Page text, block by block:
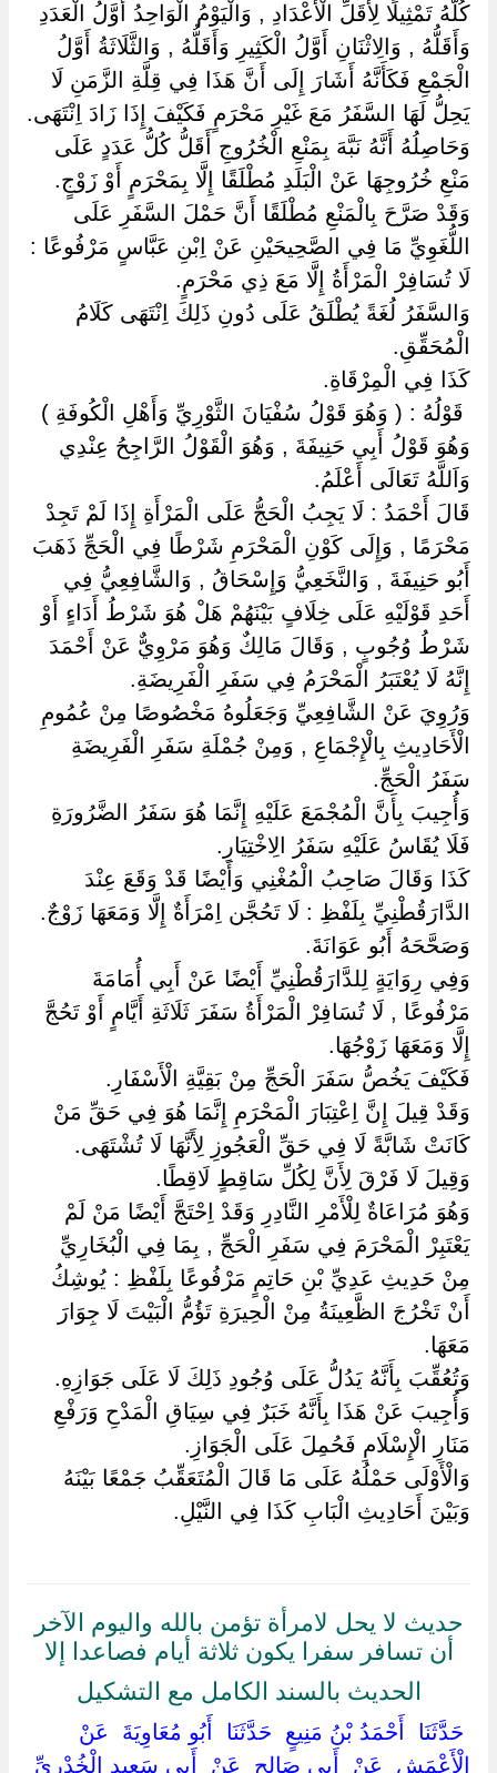
كُلُّهُ تَمْثِيلًا لِأَقَلِّ الْأَعْدَادِ , وَالْيَوْمُ الْوَاحِدُ أَوَّلُ الْعَدَدِ
وَأَقَلُّهُ , وَالِاثْنَانِ أَوَّلُ الْكَثِيرِ وَأَقَلُّهُ , وَالثَّلَاثَةُ أَوَّلُ
الْجَمْعِ فَكَأَنَّهُ أَشَارَ إِلَى أَنَّ هَذَا فِي قِلَّةِ الزَّمَنِ لَا
يَحِلُّ لَهَا السَّفَرُ مَعَ غَيْرِ مَحْرَمٍ فَكَيْفَ إِذَا زَادَ اِنْتَهَى.
وَحَاصِلُهُ أَنَّهُ نَبَّهَ بِمَنْعِ الْخُرُوجِ أَقَلُّ كُلُّ عَدَدٍ عَلَى
مَنْعِ خُرُوجِهَا عَنْ الْبَلَدِ مُطْلَقًا إِلَّا بِمَحْرَمٍ أَوْ زَوْجٍ.
وَقَدْ صَرَّحَ بِالْمَنْعِ مُطْلَقًا أَنَّ حَمْلَ السَّفَرِ عَلَى
اللُّغَوِيِّ مَا فِي الصَّحِيحَيْنِ عَنْ اِبْنِ عَبَّاسٍ مَرْفُوعًا :
لَا تُسَافِرْ الْمَرْأَةُ إِلَّا مَعَ ذِي مَحْرَمٍ.
وَالسَّفَرُ لُغَةً يُطْلَقُ عَلَى دُونِ ذَلِكَ اِنْتَهَى كَلَامُ
الْمُحَقِّقِ.
كَذَا فِي الْمِرْقَاةِ.
‏ ‏قَوْلُهُ : ( وَهُوَ قَوْلُ سُفْيَانَ الثَّوْرِيِّ وَأَهْلِ الْكُوفَةِ ) ‏
‏وَهُوَ قَوْلُ أَبِي حَنِيفَةَ , وَهُوَ الْقَوْلُ الرَّاجِحُ عِنْدِي
وَاَللَّهُ تَعَالَى أَعْلَمُ.
قَالَ أَحْمَدُ : لَا يَجِبُ الْحَجُّ عَلَى الْمَرْأَةِ إِذَا لَمْ تَجِدْ
مَحْرَمًا , وَإِلَى كَوْنِ الْمَحْرَمِ شَرْطًا فِي الْحَجِّ ذَهَبَ
أَبُو حَنِيفَةَ , وَالنَّخَعِيُّ وَإِسْحَاقُ , وَالشَّافِعِيُّ فِي
أَحَدِ قَوْلَيْهِ عَلَى خِلَافٍ بَيْنَهُمْ هَلْ هُوَ شَرْطُ أَدَاءٍ أَوْ
شَرْطُ وُجُوبٍ , وَقَالَ مَالِكٌ وَهُوَ مَرْوِيٌّ عَنْ أَحْمَدَ
إِنَّهُ لَا يُعْتَبَرُ الْمَحْرَمُ فِي سَفَرِ الْفَرِيضَةِ.
وَرُوِيَ عَنْ الشَّافِعِيِّ وَجَعَلُوهُ مَخْصُوصًا مِنْ عُمُومِ
الْأَحَادِيثِ بِالْإِجْمَاعِ , وَمِنْ جُمْلَةِ سَفَرِ الْفَرِيضَةِ
سَفَرُ الْحَجِّ.
وَأُجِيبَ بِأَنَّ الْمُجْمَعَ عَلَيْهِ إِنَّمَا هُوَ سَفَرُ الضَّرُورَةِ
فَلَا يُقَاسُ عَلَيْهِ سَفَرُ الِاخْتِيَارِ.
كَذَا وَقَالَ صَاحِبُ الْمُغْنِي وَأَيْضًا قَدْ وَقَعَ عِنْدَ
الدَّارَقُطْنِيِّ بِلَفْظِ : لَا تَحُجَّن اِمْرَأَةٌ إِلَّا وَمَعَهَا زَوْجٌ.
وَصَحَّحَهُ أَبُو عَوَانَةَ.
وَفِي رِوَايَةٍ لِلدَّارَقُطْنِيِّ أَيْضًا عَنْ أَبِي أُمَامَةَ
مَرْفُوعًا , لَا تُسَافِرْ الْمَرْأَةُ سَفَرَ ثَلَاثَةِ أَيَّامٍ أَوْ تَحُجَّ
إِلَّا وَمَعَهَا زَوْجُهَا.
فَكَيْفَ يَخُصُّ سَفَرَ الْحَجِّ مِنْ بَقِيَّةِ الْأَسْفَارِ.
وَقَدْ قِيلَ إِنَّ اِعْتِبَارَ الْمَحْرَمِ إِنَّمَا هُوَ فِي حَقِّ مَنْ
كَانَتْ شَابَّةً لَا فِي حَقِّ الْعَجُوزِ لِأَنَّهَا لَا تُشْتَهَى.
وَقِيلَ لَا فَرْقَ لِأَنَّ لِكُلِّ سَاقِطٍ لَاقِطًا.
وَهُوَ مُرَاعَاةٌ لِلْأَمْرِ النَّادِرِ وَقَدْ اِحْتَجَّ أَيْضًا مَنْ لَمْ
يَعْتَبِرْ الْمَحْرَمَ فِي سَفَرِ الْحَجِّ , بِمَا فِي الْبُخَارِيِّ
مِنْ حَدِيثِ عَدِيِّ بْنِ حَاتِمٍ مَرْفُوعًا بِلَفْظِ : يُوشِكُ
أَنْ تَخْرُجَ الظَّعِينَةُ مِنْ الْحِيرَةِ تَؤُمُّ الْبَيْتَ لَا جِوَارَ
مَعَهَا.
وَتُعُقِّبَ بِأَنَّهُ يَدُلُّ عَلَى وُجُودِ ذَلِكَ لَا عَلَى جَوَازِهِ.
وَأُجِيبَ عَنْ هَذَا بِأَنَّهُ خَبَرٌ فِي سِيَاقِ الْمَدْحِ وَرَفْعِ
مَنَارِ الْإِسْلَامِ فَحُمِلَ عَلَى الْجَوَازِ.
وَالْأَوْلَى حَمْلُهُ عَلَى مَا قَالَ الْمُتَعَقِّبُ جَمْعًا بَيْنَهُ
وَبَيْنَ أَحَادِيثِ الْبَابِ كَذَا فِي النَّيْلِ.
حديث لا يحل لامرأة تؤمن بالله واليوم الآخر
أن تسافر سفرا يكون ثلاثة أيام فصاعدا إلا
الحديث بالسند الكامل مع التشكيل
‏ ‏حَدَّثَنَا ‏ ‏أَحْمَدُ بْنُ مَنِيعٍ ‏ ‏حَدَّثَنَا ‏ ‏أَبُو مُعَاوِيَةَ ‏ ‏عَنْ ‏
‏الْأَعْمَشِ ‏ ‏عَنْ ‏ ‏أَبِي صَالِحٍ ‏ ‏عَنْ ‏ ‏أَبِي سَعِيدٍ الْخُدْرِيِّ ‏